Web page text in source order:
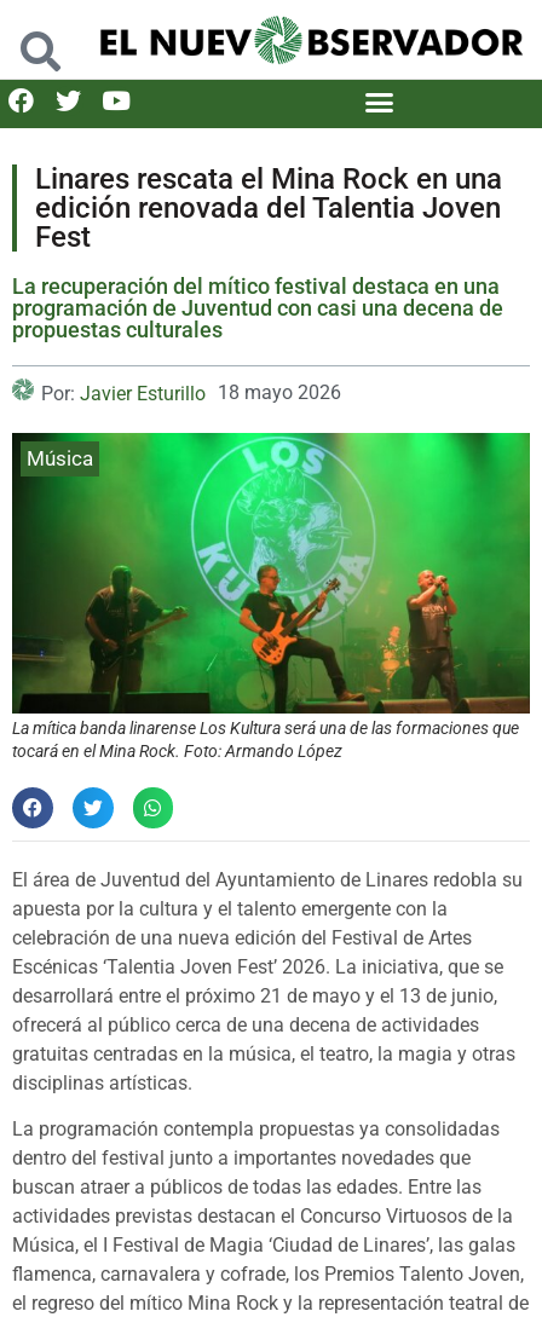
Linares rescata el Mina Rock en una
edición renovada del Talentia Joven
Fest
La recuperación del mítico festival destaca en una
programación de Juventud con casi una decena de
propuestas culturales
Por: Javier Esturillo 18 mayo 2026
Música
La mítica banda linarense Los Kultura será una de las formaciones que
tocará en el Mina Rock. Foto: Armando López
El área de Juventud del Ayuntamiento de Linares redobla su
apuesta por la cultura y el talento emergente con la
celebración de una nueva edición del Festival de Artes
Escénicas ‘Talentia Joven Fest’ 2026. La iniciativa, que se
desarrollará entre el próximo 21 de mayo y el 13 de junio,
ofrecerá al público cerca de una decena de actividades
gratuitas centradas en la música, el teatro, la magia y otras
disciplinas artísticas.
La programación contempla propuestas ya consolidadas
dentro del festival junto a importantes novedades que
buscan atraer a públicos de todas las edades. Entre las
actividades previstas destacan el Concurso Virtuosos de la
Música, el I Festival de Magia ‘Ciudad de Linares’, las galas
flamenca, carnavalera y cofrade, los Premios Talento Joven,
el regreso del mítico Mina Rock y la representación teatral de